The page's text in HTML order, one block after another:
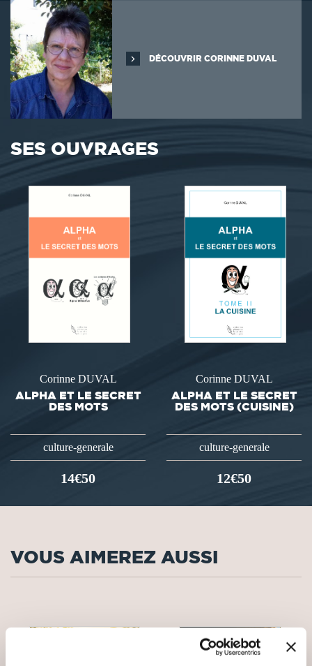
DÉCOUVRIR CORINNE DUVAL
SES OUVRAGES
Corinne DUVAL
ALPHA ET LE SECRET
DES MOTS
culture-generale
14€50
Corinne DUVAL
ALPHA ET LE SECRET
DES MOTS (CUISINE)
culture-generale
12€50
VOUS AIMEREZ AUSSI